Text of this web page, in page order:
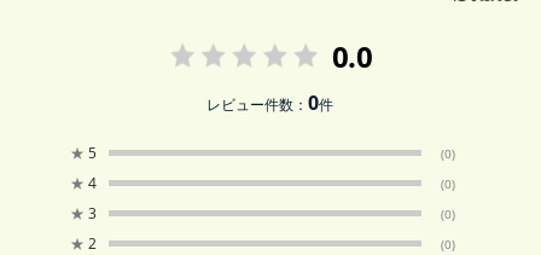
0.0
レビュー件数：0件
★ 5 (0)
★ 4 (0)
★ 3 (0)
★ 2 (0)